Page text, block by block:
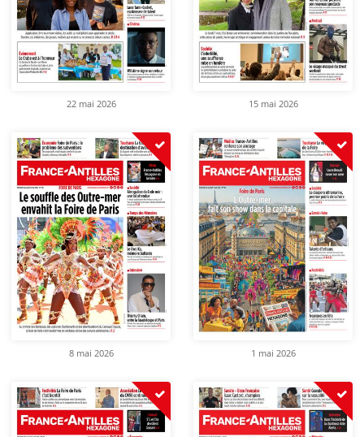
22 mai 2026 15 mai 2026
8 mai 2026 1 mai 2026